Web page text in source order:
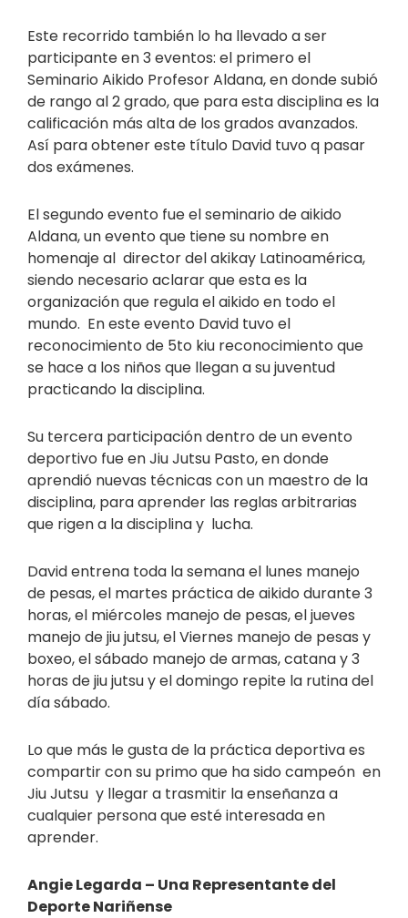
Este recorrido también lo ha llevado a ser
participante en 3 eventos: el primero el
Seminario Aikido Profesor Aldana, en donde subió
de rango al 2 grado, que para esta disciplina es la
calificación más alta de los grados avanzados.
Así para obtener este título David tuvo q pasar
dos exámenes.
El segundo evento fue el seminario de aikido
Aldana, un evento que tiene su nombre en
homenaje al director del akikay Latinoamérica,
siendo necesario aclarar que esta es la
organización que regula el aikido en todo el
mundo. En este evento David tuvo el
reconocimiento de 5to kiu reconocimiento que
se hace a los niños que llegan a su juventud
practicando la disciplina.
Su tercera participación dentro de un evento
deportivo fue en Jiu Jutsu Pasto, en donde
aprendió nuevas técnicas con un maestro de la
disciplina, para aprender las reglas arbitrarias
que rigen a la disciplina y lucha.
David entrena toda la semana el lunes manejo
de pesas, el martes práctica de aikido durante 3
horas, el miércoles manejo de pesas, el jueves
manejo de jiu jutsu, el Viernes manejo de pesas y
boxeo, el sábado manejo de armas, catana y 3
horas de jiu jutsu y el domingo repite la rutina del
día sábado.
Lo que más le gusta de la práctica deportiva es
compartir con su primo que ha sido campeón en
Jiu Jutsu y llegar a trasmitir la enseñanza a
cualquier persona que esté interesada en
aprender.
Angie Legarda – Una Representante del
Deporte Nariñense